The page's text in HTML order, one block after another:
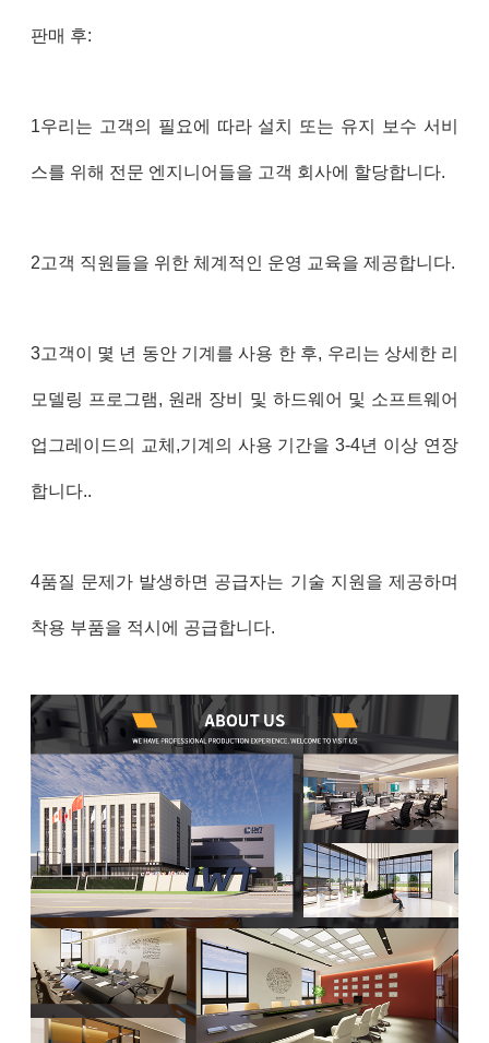
판매 후:
1우리는 고객의 필요에 따라 설치 또는 유지 보수 서비
스를 위해 전문 엔지니어들을 고객 회사에 할당합니다.
2고객 직원들을 위한 체계적인 운영 교육을 제공합니다.
3고객이 몇 년 동안 기계를 사용 한 후, 우리는 상세한 리
모델링 프로그램, 원래 장비 및 하드웨어 및 소프트웨어
업그레이드의 교체,기계의 사용 기간을 3-4년 이상 연장
합니다..
4품질 문제가 발생하면 공급자는 기술 지원을 제공하며
착용 부품을 적시에 공급합니다.